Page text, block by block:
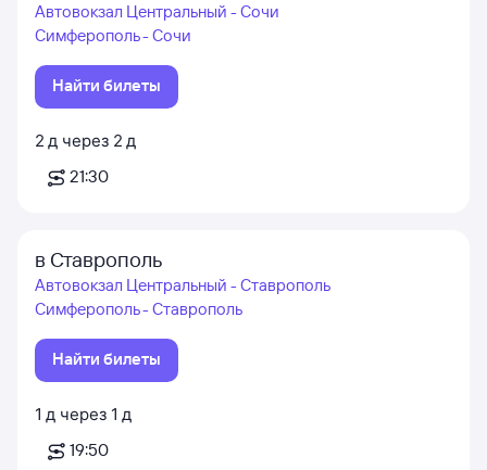
Автовокзал Центральный - Сочи
Симферополь - Сочи
Найти билеты
2 д через 2 д
21:30
в Ставрополь
Автовокзал Центральный - Ставрополь
Симферополь - Ставрополь
Найти билеты
1 д через 1 д
19:50